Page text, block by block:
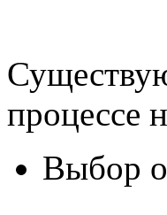
процессе
Выбор